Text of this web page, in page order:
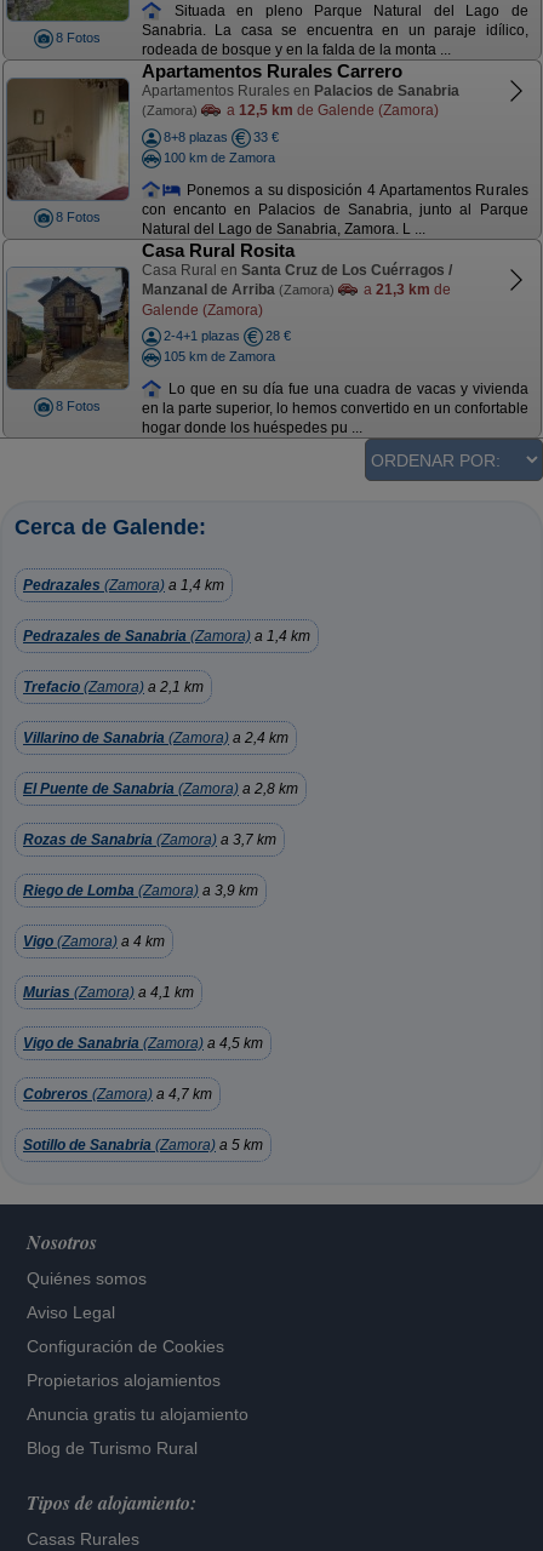
8 Fotos
Situada en pleno Parque Natural del Lago de
Sanabria. La casa se encuentra en un paraje idílico,
rodeada de bosque y en la falda de la monta ...
8 Fotos
Apartamentos Rurales Carrero
Apartamentos Rurales en Palacios de Sanabria
(Zamora) a 12,5 km de Galende (Zamora)
8+8 plazas
33 €
100 km de Zamora
Ponemos a su disposición 4 Apartamentos Rurales
con encanto en Palacios de Sanabria, junto al Parque
Natural del Lago de Sanabria, Zamora. L ...
8 Fotos
Casa Rural Rosita
Casa Rural en Santa Cruz de Los Cuérragos /
Manzanal de Arriba (Zamora) a 21,3 km de
Galende (Zamora)
2-4+1 plazas
28 €
105 km de Zamora
Lo que en su día fue una cuadra de vacas y vivienda
en la parte superior, lo hemos convertido en un confortable
hogar donde los huéspedes pu ...
Cerca de Galende:
Pedrazales (Zamora) a 1,4 km
Pedrazales de Sanabria (Zamora) a 1,4 km
Trefacio (Zamora) a 2,1 km
Villarino de Sanabria (Zamora) a 2,4 km
El Puente de Sanabria (Zamora) a 2,8 km
Rozas de Sanabria (Zamora) a 3,7 km
Riego de Lomba (Zamora) a 3,9 km
Vigo (Zamora) a 4 km
Murias (Zamora) a 4,1 km
Vigo de Sanabria (Zamora) a 4,5 km
Cobreros (Zamora) a 4,7 km
Sotillo de Sanabria (Zamora) a 5 km
Nosotros
Quiénes somos
Aviso Legal
Configuración de Cookies
Propietarios alojamientos
Anuncia gratis tu alojamiento
Blog de Turismo Rural
Tipos de alojamiento:
Casas Rurales